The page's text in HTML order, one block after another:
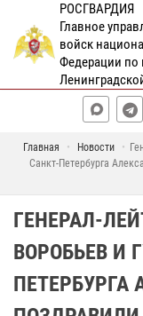
РОСГВАРДИЯ
Главное
войск
Федерации по
Главная Новости
Санкт-Петербурга
ГЕНЕРАЛ-
ВОРОБЬЕВ И
ПЕТЕРБУРГА